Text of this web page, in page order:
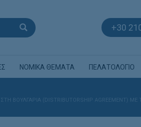
+30
ΝΟΜΙΚΑ ΘΕΜΑΤΑ ΠΕΛΑΤΟΛΟΓΙΟ
(DISTRIBUTORSHIP AGREEMENT) ΜΕ